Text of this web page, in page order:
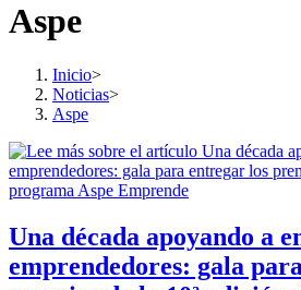
Aspe
Inicio>
Noticias>
Aspe
Una década apoyando a
emprendedores: gala